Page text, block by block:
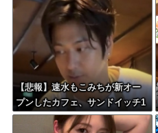
ｗｗｗｗｗｗ
【悲報】速水もこみちが新オー
プンしたカフェ、サンドイッチ1
つ3000円ｗｗｗｗｗｗｗｗｗｗ